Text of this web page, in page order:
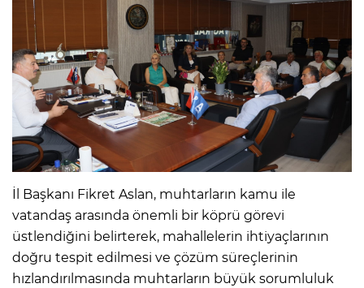
İl Başkanı Fikret Aslan, muhtarların kamu ile
vatandaş arasında önemli bir köprü görevi
üstlendiğini belirterek, mahallelerin ihtiyaçlarının
doğru tespit edilmesi ve çözüm süreçlerinin
hızlandırılmasında muhtarların büyük sorumluluk